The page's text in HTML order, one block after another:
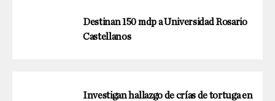
Destinan 150 mdp a Universidad Rosario
Castellanos
Investigan hallazgo de crías de tortuga en